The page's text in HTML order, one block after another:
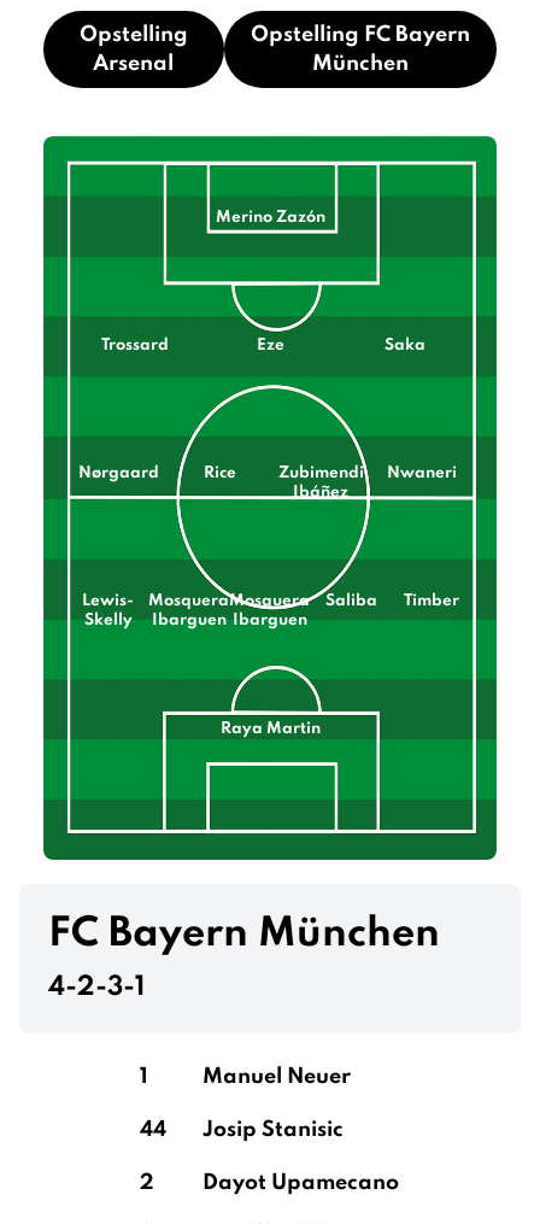
Opstelling
Arsenal
Opstelling FC Bayern
München
Merino Zazón
Trossard Eze Saka
Nørgaard Rice
Zubimendi
Ibáñez
Nwaneri
Lewis-
Skelly
Mosquera
Ibarguen
Mosquera
Ibarguen
Saliba Timber
Raya Martin
FC Bayern München
4-2-3-1
1 Manuel Neuer
44 Josip Stanisic
2 Dayot Upamecano